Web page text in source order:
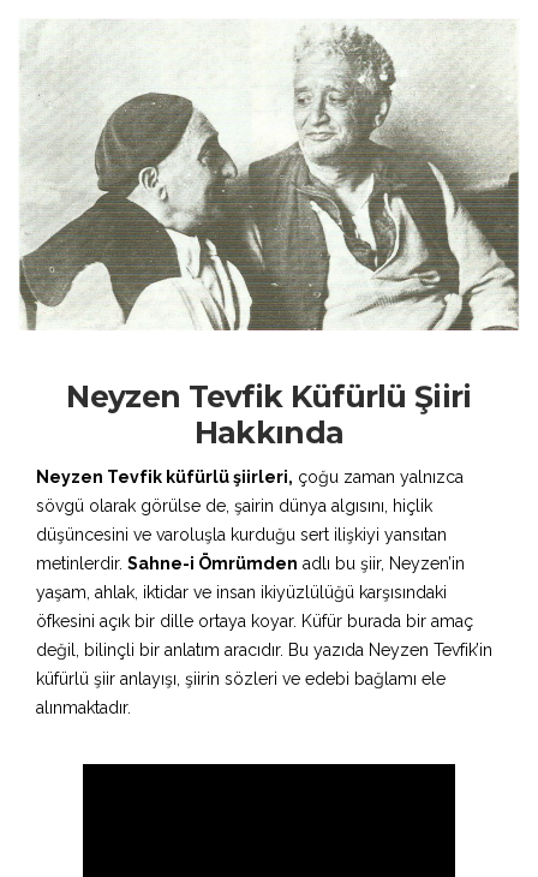
Neyzen Tevfik Küfürlü Şiiri
Hakkında
Neyzen Tevfik küfürlü şiirleri, çoğu zaman yalnızca
sövgü olarak görülse de, şairin dünya algısını, hiçlik
düşüncesini ve varoluşla kurduğu sert ilişkiyi yansıtan
metinlerdir. Sahne-i Ömrümden adlı bu şiir, Neyzen’in
yaşam, ahlak, iktidar ve insan ikiyüzlülüğü karşısındaki
öfkesini açık bir dille ortaya koyar. Küfür burada bir amaç
değil, bilinçli bir anlatım aracıdır. Bu yazıda Neyzen Tevfik’in
küfürlü şiir anlayışı, şiirin sözleri ve edebi bağlamı ele
alınmaktadır.